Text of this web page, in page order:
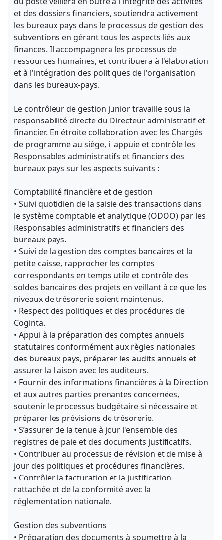
et des dossiers financiers, soutiendra activement
les bureaux pays dans le processus de gestion des
subventions en gérant tous les aspects liés aux
finances. Il accompagnera les processus de
ressources humaines, et contribuera à l'élaboration
et à l'intégration des politiques de l'organisation
dans les bureaux-pays.
Le contrôleur de gestion junior travaille sous la
responsabilité directe du Directeur administratif et
financier. En étroite collaboration avec les Chargés
de programme au siège, il appuie et contrôle les
Responsables administratifs et financiers des
bureaux pays sur les aspects suivants :
Comptabilité financière et de gestion
• Suivi quotidien de la saisie des transactions dans
le système comptable et analytique (ODOO) par les
Responsables administratifs et financiers des
bureaux pays.
• Suivi de la gestion des comptes bancaires et la
petite caisse, rapprocher les comptes
correspondants en temps utile et contrôle des
soldes bancaires des projets en veillant à ce que les
niveaux de trésorerie soient maintenus.
• Respect des politiques et des procédures de
Coginta.
• Appui à la préparation des comptes annuels
statutaires conformément aux règles nationales
des bureaux pays, préparer les audits annuels et
assurer la liaison avec les auditeurs.
• Fournir des informations financières à la Direction
et aux autres parties prenantes concernées,
soutenir le processus budgétaire si nécessaire et
préparer les prévisions de trésorerie.
• S’assurer de la tenue à jour l'ensemble des
registres de paie et des documents justificatifs.
• Contribuer au processus de révision et de mise à
jour des politiques et procédures financières.
• Contrôler la facturation et la justification
rattachée et de la conformité avec la
réglementation nationale.
Gestion des subventions
• Préparation des documents à soumettre à la